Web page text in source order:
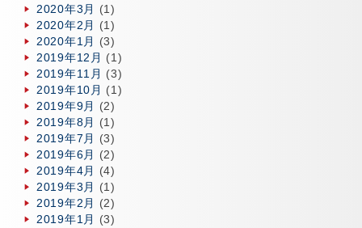
2020年3月
(1)
2020年2月
(1)
2020年1月
(3)
2019年12月 (1)
2019年11月 (3)
2019年10月 (1)
2019年9月
(2)
2019年8月
(1)
2019年7月
(3)
2019年6月
(2)
2019年4月
(4)
2019年3月
(1)
2019年2月
(2)
2019年1月
(3)